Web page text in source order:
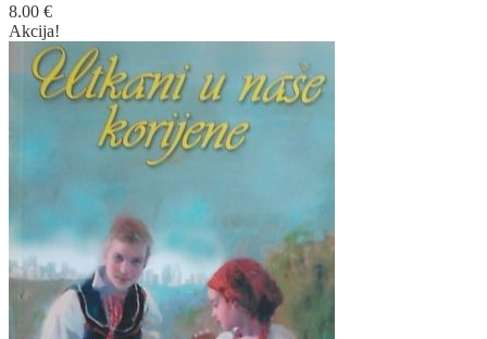
8.00 €
Akcija!